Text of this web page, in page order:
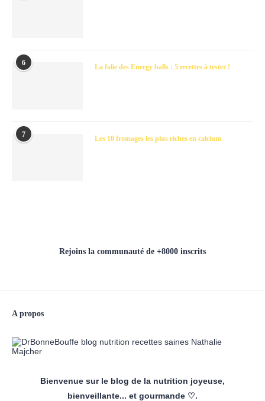
6 La folie des Energy balls : 5 recettes à tester !
7 Les 10 fromages les plus riches en calcium
Rejoins la communauté de +8000 inscrits
A propos
Bienvenue sur le blog de la nutrition joyeuse,
bienveillante... et gourmande ♡.